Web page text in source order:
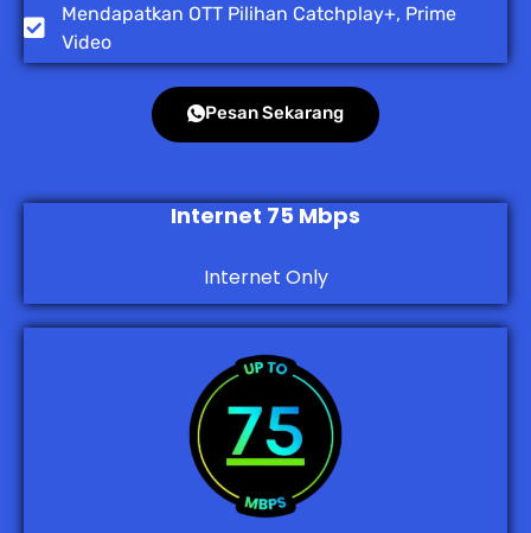
Mendapatkan OTT Pilihan Catchplay+, Prime
Video
Pesan Sekarang
Internet 75 Mbps
Internet Only